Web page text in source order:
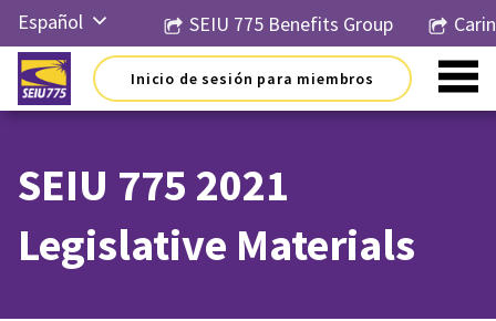
contenido
Español
English
Русский
한국어
Tiếng
Việt
SEIU 775 Benefits Group
Inicio de sesión para miembros
SEIU 775 2021
Legislative Materials